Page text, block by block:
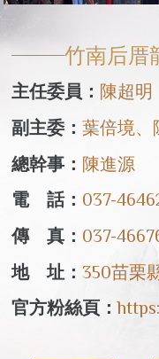
竹南后厝
主任委員： 陳超明
副主委：葉倍境、
總幹事： 陳進源
電 話： 037-
傳 真： 037-
地 址： 350苗栗
官方粉絲頁：